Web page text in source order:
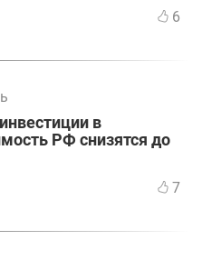
6
в
РФ снизятся до
7